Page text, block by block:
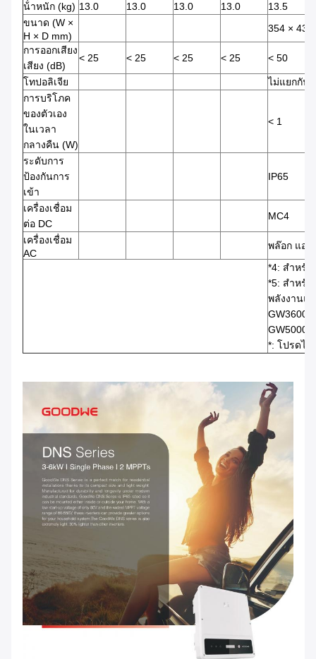
น้ําหนัก (kg) 13.0 13.0 13.0 13.0 13.5
ขนาด (W ×
H × D mm)
354 × 433
การออกเสียง
เสียง (dB)
< 25 < 25 < 25 < 25 < 50
โทปอลิเจีย
ไม่แยกกัน
การบริโภค
ของตัวเอง
ในเวลา
กลางคืน (W)
< 1
ระดับการ
ป้องกันการ
เข้า
IP65
เครื่องเชื่อม
ต่อ DC
MC4
เครื่องเชื่อม
AC
พล๊อก แอน
*4: สําหรับ
*5: สําหรับ
พลังงานแ
*: โปรดไป